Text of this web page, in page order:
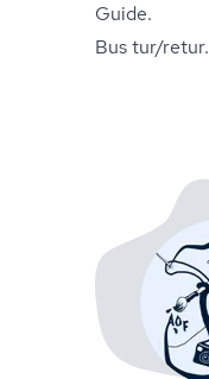
Guide.
Bus tur/retur.